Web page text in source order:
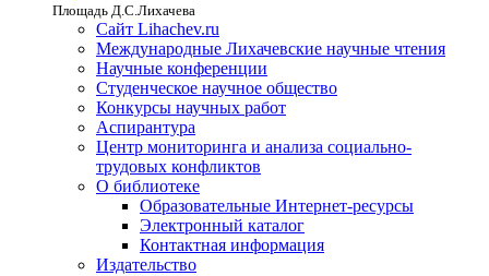
Площадь Д.С.Лихачева
Сайт Lihachev.ru
Международные Лихачевские научные чтения
Научные конференции
Студенческое научное общество
Конкурсы научных работ
Аспирантура
Центр мониторинга и анализа социально-
трудовых конфликтов
О библиотеке
Образовательные Интернет-ресурсы
Электронный каталог
Контактная информация
Издательство